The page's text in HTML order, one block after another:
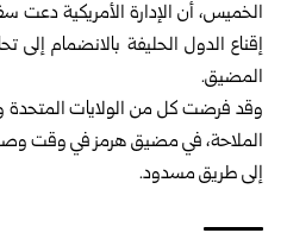
الخميس، أن الإدارة الأمريكية دعت
إقناع الدول الحليفة بالانضمام
المضيق.
وقد فرضت كل من الولايات المتحدة
الملاحة، في مضيق هرمز في وقت
إلى طريق مسدود.